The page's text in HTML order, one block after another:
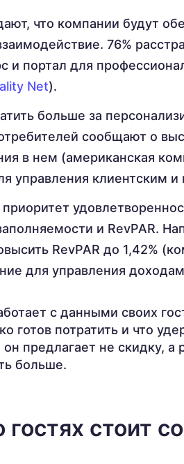
что компании будут
76%
и портал для
Net).
больше за
сообщают о
в нем (американская
управления клиентским
и RevPAR.
RevPAR до 1,42%
для управления
с данными своих
готов потратить и что
предлагает не скидку, а
больше.
стоит